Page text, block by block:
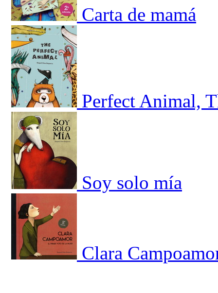
Carta de mamá
Perfect Animal,
Soy solo mía
Clara